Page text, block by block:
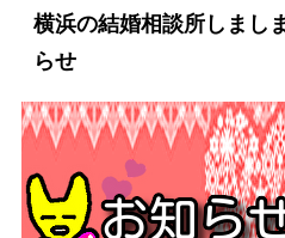
横浜の結婚相談所しまし
らせ